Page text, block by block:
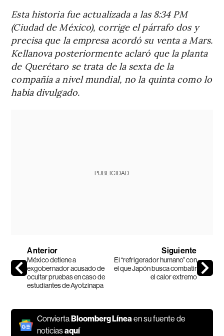
Esta historia fue actualizada a las 8:34 PM
(Ciudad de México), corrige el párrafo dos y
precisa que la empresa acordó su venta a Mars.
Kellanova posteriormente aclaró que la planta
de Querétaro se trata de la sexta de la
compañía a nivel mundial, no la quinta como lo
había divulgado.
PUBLICIDAD
Anterior
México detiene a
exgobernador acusado de
ocultar pruebas en caso de
estudiantes de Ayotzinapa
Siguiente
El “refrigerador humano” con
el que Japón busca combatir
el calor extremo
Convierta Bloomberg Líneaen su fuente de
noticiasaquí